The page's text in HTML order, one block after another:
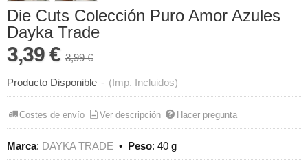
Die Cuts Colección Puro Amor Azules
Dayka Trade
3,39 € 3,99 €
Producto Disponible - (Imp. Incluidos)
Costes de envío Ver descripción Hacer pregunta
Marca: DAYKA TRADE • Peso: 40 g